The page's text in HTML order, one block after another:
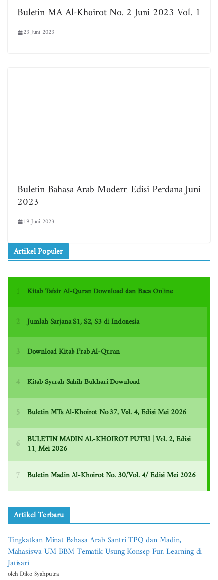
Buletin MA Al-Khoirot No. 2 Juni 2023 Vol. 1
23 Juni 2023
Buletin Bahasa Arab Modern Edisi Perdana Juni
2023
19 Juni 2023
Artikel Populer
Artikel Terbaru
Tingkatkan Minat Bahasa Arab Santri TPQ dan Madin,
Mahasiswa UM BBM Tematik Usung Konsep Fun Learning di
Jatisari
oleh Diko Syahputra